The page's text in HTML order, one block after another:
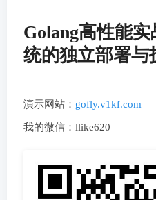
Golang高性能
统的独立部署与
演示网站： gofly.v1kf.com
我的微信：llike620